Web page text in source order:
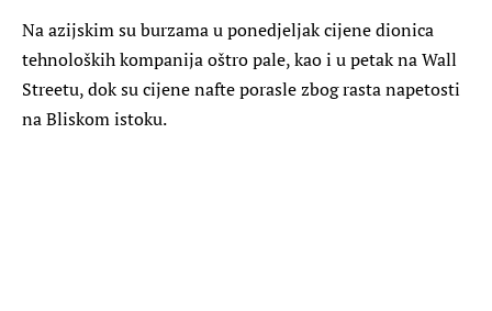
Na azijskim su burzama u ponedjeljak cijene dionica
tehnoloških kompanija oštro pale, kao i u petak na Wall
Streetu, dok su cijene nafte porasle zbog rasta napetosti
na Bliskom istoku.